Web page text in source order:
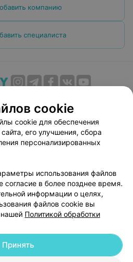
компанию
специалиста
Публичный договор
Способы оплаты
Партнеры
103.by
настройки cookie
данных
cookie
cookie для обеспечения
его улучшения, сбора
персонализированных
использования файлов
согласие в более позднее время.
информации о целях,
файлов cookie вы
Политикой обработки
Принять